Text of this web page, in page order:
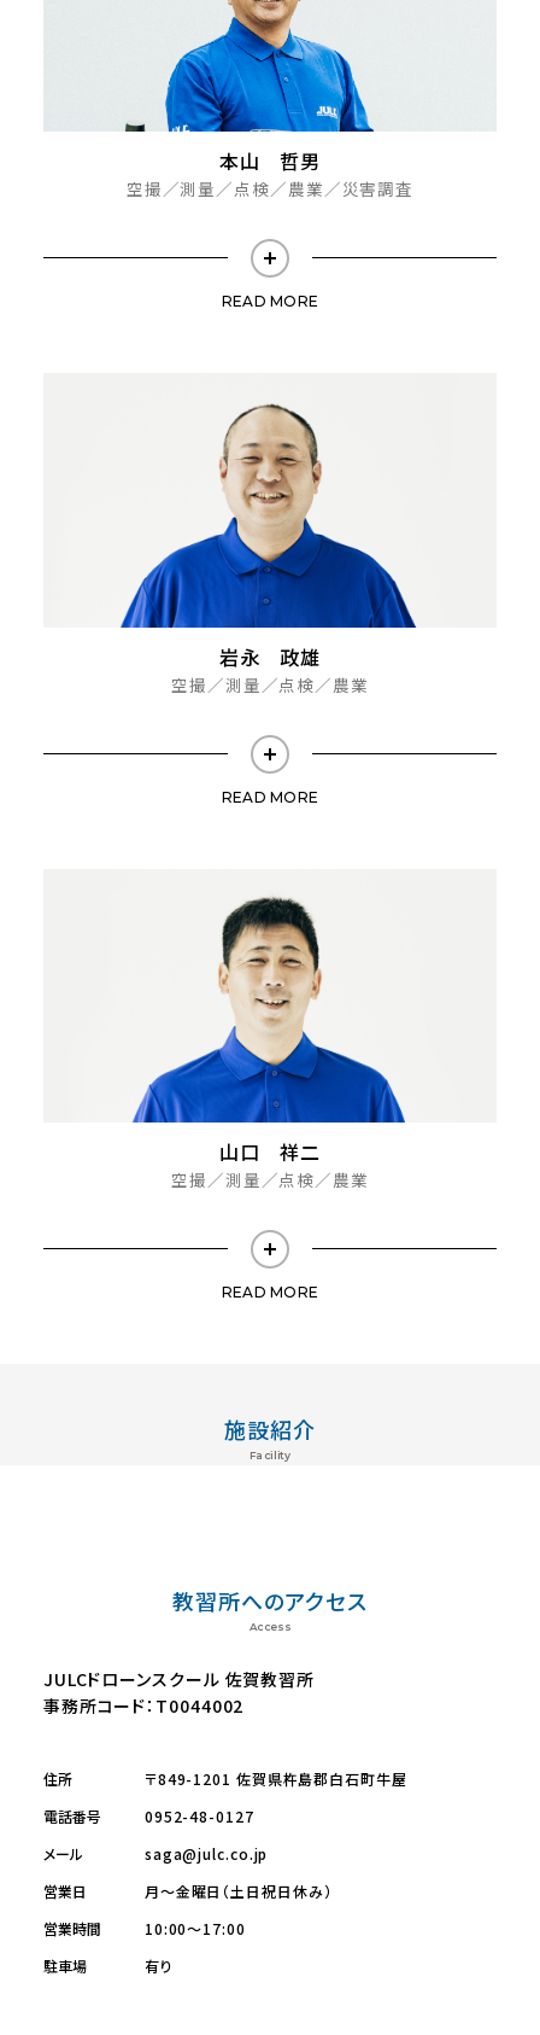
本山 哲男
空撮／測量／点検／農業／災害調査
READ MORE
岩永 政雄
空撮／測量／点検／農業
READ MORE
山口 祥二
空撮／測量／点検／農業
READ MORE
施設紹介
Facility
教習所へのアクセス
Access
JULCドローンスクール 佐賀教習所
事務所コード：T0044002
住所
〒849-1201 佐賀県杵島郡白石町牛屋
電話番号
0952-48-0127
メール
saga@julc.co.jp
営業日
月～金曜日（土日祝日休み）
営業時間
10:00～17:00
駐車場
有り